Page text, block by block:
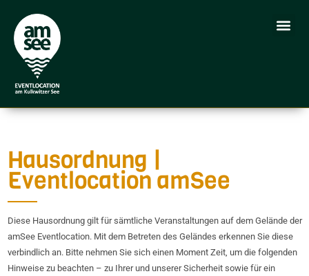
Hausordnung |
Eventlocation amSee
Diese Hausordnung gilt für sämtliche Veranstaltungen auf dem Gelände der
amSee Eventlocation. Mit dem Betreten des Geländes erkennen Sie diese
verbindlich an. Bitte nehmen Sie sich einen Moment Zeit, um die folgenden
Hinweise zu beachten – zu Ihrer und unserer Sicherheit sowie für ein